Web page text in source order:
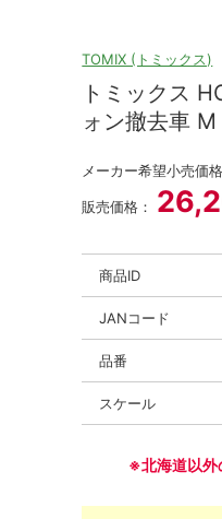
TOMIX (トミックス)
トミックス
ォン撤去車
メーカー希望小売価
販売価格：
商品ID
JANコード
品番
スケール
※北海道以外